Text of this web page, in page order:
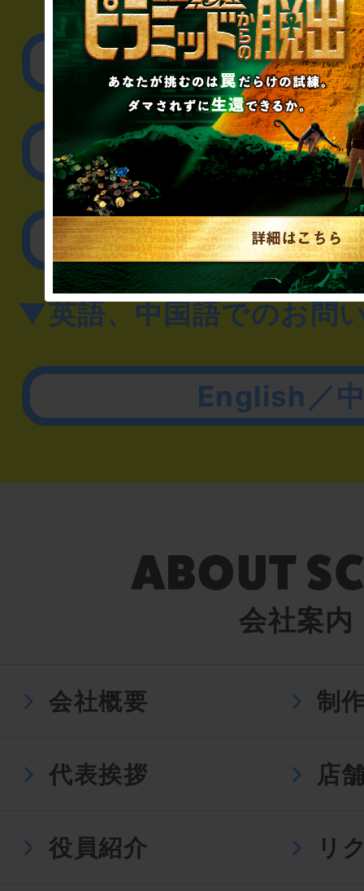
▼企業／法人の方
リアル脱出ゲーム制作
取材に関するお
その他のご相談／
▼英語、中国語でのお問
English／
会社案内
会社概要 制
代表挨拶 店
役員紹介 リ